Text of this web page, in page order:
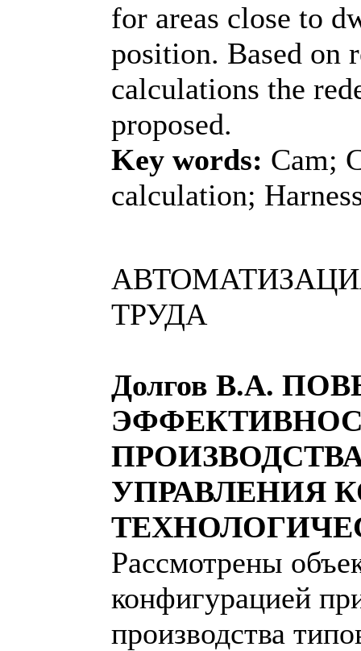
for areas close to
position. Based on
calculations the
proposed.
Key words: Cam;
calculation;
ТРУДА
Долгов В.А.
УПРАВЛЕНИЯ
Рассмотрены
конфигурацией
производства